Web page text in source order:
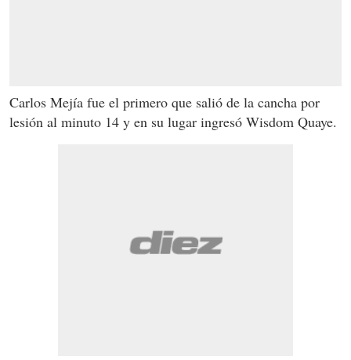
Carlos Mejía fue el primero que salió de la cancha por
lesión al minuto 14 y en su lugar ingresó Wisdom Quaye.